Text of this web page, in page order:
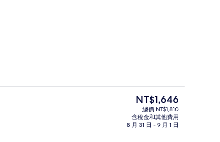
接待櫃台
目
的
價
NT$1,646
總價 NT$1,810
含稅金和其他費用
8 月 31 日 - 9 月 1 日